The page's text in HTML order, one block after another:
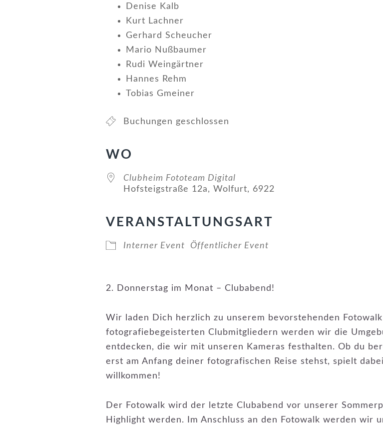
Denise Kalb
Kurt Lachner
Gerhard Scheucher
Mario Nußbaumer
Rudi Weingärtner
Hannes Rehm
Tobias Gmeiner
Buchungen geschlossen
WO
Clubheim Fototeam Digital
Hofsteigstraße 12a, Wolfurt, 6922
VERANSTALTUNGSART
Interner Event Öffentlicher Event
2. Donnerstag im Monat – Clubabend!
Wir laden Dich herzlich zu unserem bevorstehenden
fotografiebegeisterten Clubmitgliedern werden wir die
entdecken, die wir mit unseren Kameras festhalten. Ob du
erst am Anfang deiner fotografischen Reise stehst, spielt
willkommen!
Der Fotowalk wird der letzte Clubabend vor unserer
Highlight werden. Im Anschluss an den Fotowalk werden wir